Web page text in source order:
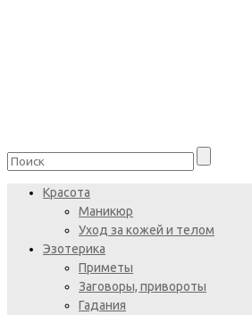
Красота
Маникюр
Уход за кожей и телом
Эзотерика
Приметы
Заговоры, привороты
Гадания